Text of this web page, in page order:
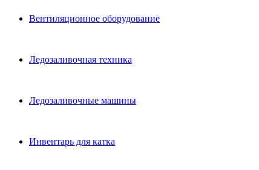
Вентиляционное оборудование
Ледозаливочная техника
Ледозаливочные машины
Инвентарь для катка